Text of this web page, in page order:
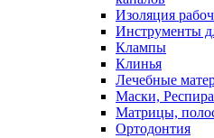
Изоляция
Инструменты
Клампы
Клинья
Лечебные
Маски,
Матрицы,
Ортодонтия